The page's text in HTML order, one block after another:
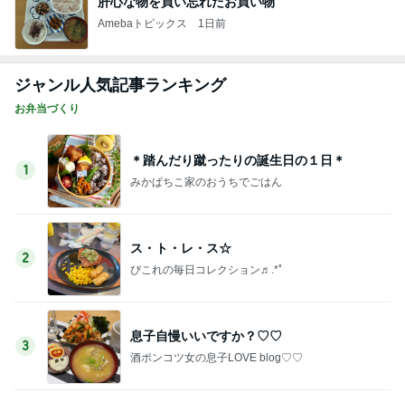
Amebaトピックス 1日前
ジャンル人気記事ランキング
お弁当づくり
1
＊踏んだり蹴ったりの誕生日の１日＊
みかぱちこ家のおうちでごはん
2
ス・ト・レ・ス☆
ぴこれの毎日コレクション♬.*ﾟ
3
息子自慢いいですか？♡♡
酒ポンコツ女の息子LOVE blog♡♡